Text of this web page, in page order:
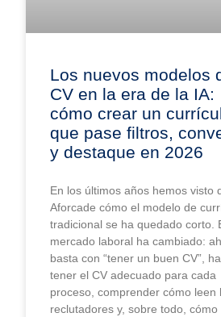
Los nuevos modelos
CV en la era de la IA:
cómo crear un
que pase filtros,
y destaque en 2026
En los últimos años hemos visto
Aforcade cómo el modelo de
tradicional se ha quedado corto.
mercado laboral ha cambiado:
basta con “tener un buen CV”,
tener el CV adecuado para cada
proceso, comprender cómo leen
reclutadores y, sobre todo, cómo